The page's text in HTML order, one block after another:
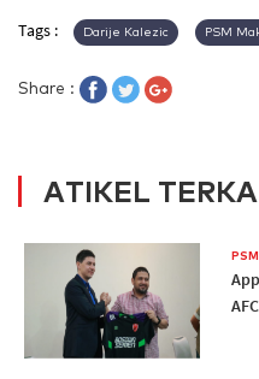
Tags : Darije Kalezic PSM
Share :
ATIKEL
PSM